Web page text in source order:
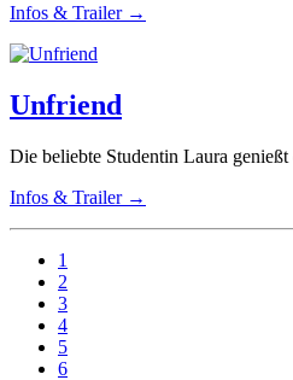
Infos & Trailer →
Unfriend
Die beliebte Studentin Laura
Infos & Trailer →
1
2
3
4
5
6